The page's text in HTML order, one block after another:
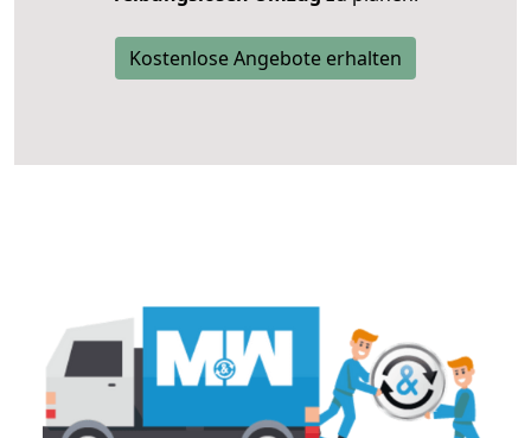
Kostenlose Angebote erhalten